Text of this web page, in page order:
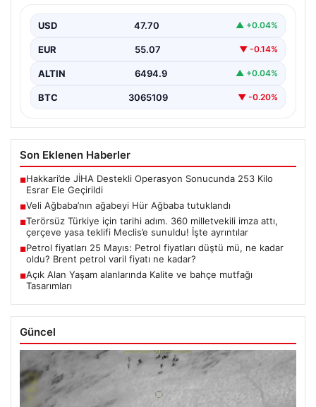
USD 47.70 ▲ +0.04%
EUR 55.07 ▼ -0.14%
ALTIN 6494.9 ▲ +0.04%
BTC 3065109 ▼ -0.20%
Son Eklenen Haberler
■Hakkari’de JİHA Destekli Operasyon Sonucunda 253 Kilo
Esrar Ele Geçirildi
■Veli Ağbaba’nın ağabeyi Hür Ağbaba tutuklandı
■Terörsüz Türkiye için tarihi adım. 360 milletvekili imza attı,
çerçeve yasa teklifi Meclis’e sunuldu! İşte ayrıntılar
■Petrol fiyatları 25 Mayıs: Petrol fiyatları düştü mü, ne kadar
oldu? Brent petrol varil fiyatı ne kadar?
■Açık Alan Yaşam alanlarında Kalite ve bahçe mutfağı
Tasarımları
Güncel